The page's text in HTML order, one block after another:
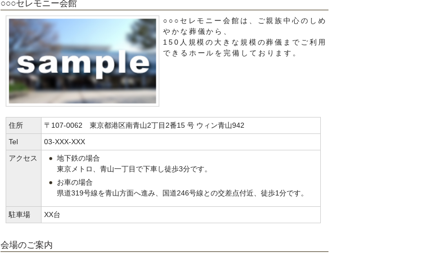
○○○セレモニー会館
○○○セレモニー会館は、ご親族中心のしめ
やかな葬儀から、
150人規模の大きな規模の葬儀までご利用
できるホールを完備しております。
住所
〒107-0062 東京都港区南青山2丁目2番15 号 ウィン青山942
Tel
03-XXX-XXX
アクセス
地下鉄の場合
東京メトロ、青山一丁目で下車し徒歩3分です。
お車の場合
県道319号線を青山方面へ進み、国道246号線との交差点付近、徒歩1分です。
駐車場 XX台
会場のご案内